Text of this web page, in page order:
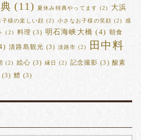
(11) 夏休み特典やってます (2)
大浜
子様の楽しい顔 (2) 小さなお子様の笑顔 (2) 感
(2) 料理 (3) 明石海峡大橋 (4) 朝食
淡路島観光 (3) 淡路市 (2)
田中料
(2) 絵心 (3) 縁日 (2) 記念撮影 (3) 酸素
(3) 鱧 (3)